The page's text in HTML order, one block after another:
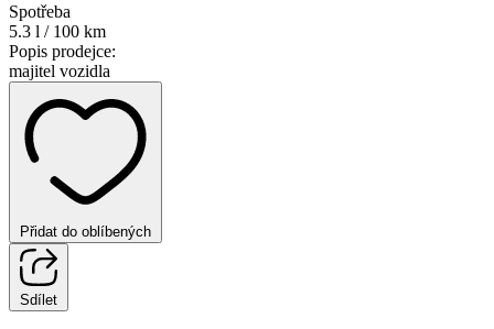
Spotřeba
5.3 l / 100 km
Popis prodejce:
majitel vozidla
Přidat do oblíbených
Sdílet